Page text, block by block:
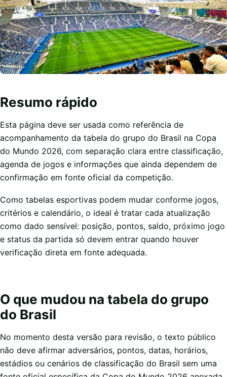
Resumo rápido
Esta página deve ser usada como referência de
acompanhamento da tabela do grupo do Brasil na Copa
do Mundo 2026, com separação clara entre classificação,
agenda de jogos e informações que ainda dependem de
confirmação em fonte oficial da competição.
Como tabelas esportivas podem mudar conforme jogos,
critérios e calendário, o ideal é tratar cada atualização
como dado sensível: posição, pontos, saldo, próximo jogo
e status da partida só devem entrar quando houver
verificação direta em fonte adequada.
O que mudou na tabela do grupo
do Brasil
No momento desta versão para revisão, o texto público
não deve afirmar adversários, pontos, datas, horários,
estádios ou cenários de classificação do Brasil sem uma